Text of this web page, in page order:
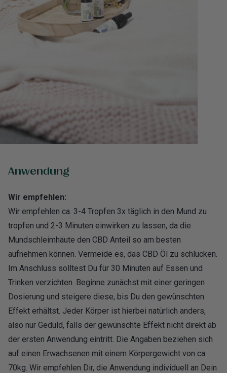
Anwendung
Wir empfehlen:
Wir empfehlen ca. 3-4 Tropfen 3x täglich in den Mund zu
tropfen und 2-3 Minuten einwirken zu lassen, da die
Mundschleimhäute den CBD Anteil so am besten
aufnehmen können. Vermeide es, das CBD Öl zu schlucken.
Im Anschluss solltest Du für 30 Minuten auf Essen und
Trinken verzichten. Beginne zunächst mit einer geringen
Dosierung und steigere diese, bis Du den gewünschten
Effekt erhältst. Jeder Körper ist hierbei natürlich anders,
also nur Geduld, falls der gewünschte Effekt nicht direkt ab
der ersten Anwendung eintritt. Die Angaben beziehen sich
auf einen Erwachsenen mit einem Körpergewicht von ca.
70kg. Wir empfehlen Dir, die Anwendung individuell an Dein